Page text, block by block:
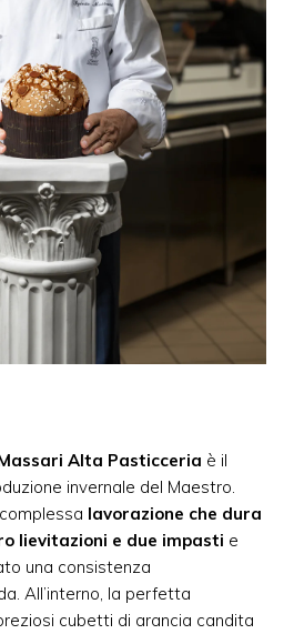
Alta Pasticceria è il
invernale del Maestro.
lavorazione che dura
lievitazioni e due impasti e
una consistenza
All’interno, la perfetta
cubetti di arancia candita